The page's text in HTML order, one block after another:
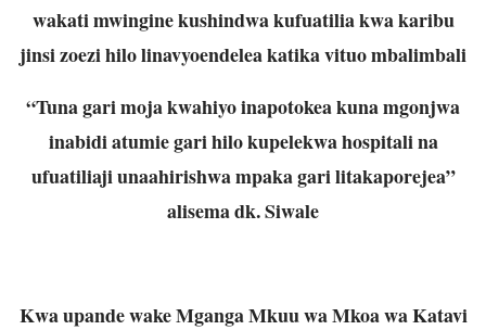
wakati mwingine kushindwa kufuatilia kwa karibu
jinsi zoezi hilo linavyoendelea katika vituo mbalimbali
“Tuna gari moja kwahiyo inapotokea kuna mgonjwa
inabidi atumie gari hilo kupelekwa hospitali na
ufuatiliaji unaahirishwa mpaka gari litakaporejea”
alisema dk. Siwale
Kwa upande wake Mganga Mkuu wa Mkoa wa Katavi